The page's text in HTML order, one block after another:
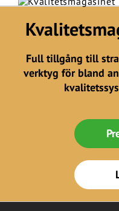
Full tillgång till
verktyg för bland